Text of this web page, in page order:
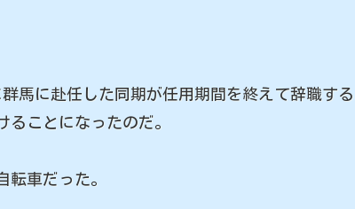
馬に赴任した同期が任用期間を終えて辞職する
ことになったのだ。
車だった。